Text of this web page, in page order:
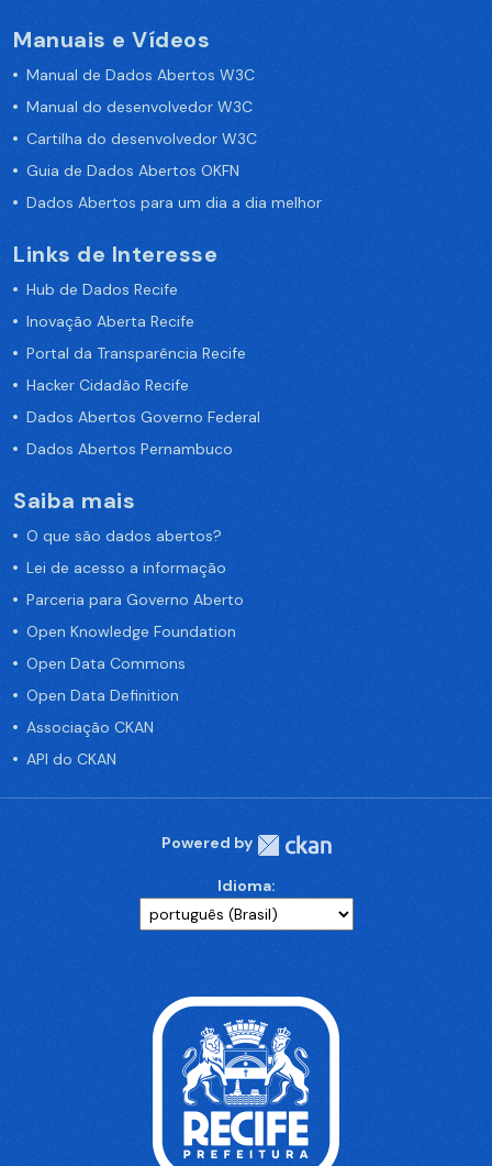
Manuais e Vídeos
Manual de Dados Abertos W3C
Manual do desenvolvedor W3C
Cartilha do desenvolvedor W3C
Guia de Dados Abertos OKFN
Dados Abertos para um dia a dia melhor
Links de Interesse
Hub de Dados Recife
Inovação Aberta Recife
Portal da Transparência Recife
Hacker Cidadão Recife
Dados Abertos Governo Federal
Dados Abertos Pernambuco
Saiba mais
O que são dados abertos?
Lei de acesso a informação
Parceria para Governo Aberto
Open Knowledge Foundation
Open Data Commons
Open Data Definition
Associação CKAN
API do CKAN
Powered by
Idioma